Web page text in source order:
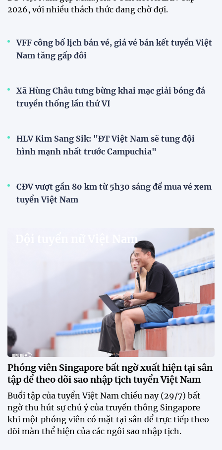
2026, với nhiều thách thức đang chờ đợi.
VFF công bố lịch bán vé, giá vé bán kết tuyển Việt
Nam tăng gấp đôi
Xã Hùng Châu tưng bừng khai mạc giải bóng đá
truyền thống lần thứ VI
HLV Kim Sang Sik: "ĐT Việt Nam sẽ tung đội
hình mạnh nhất trước Campuchia"
CĐV vượt gần 80 km từ 5h30 sáng để mua vé xem
tuyển Việt Nam
Đội tuyển nữ Việt Nam
Phóng viên Singapore bất ngờ xuất hiện tại sân
tập để theo dõi sao nhập tịch tuyển Việt Nam
Buổi tập của tuyển Việt Nam chiều nay (29/7) bất
ngờ thu hút sự chú ý của truyền thông Singapore
khi một phóng viên có mặt tại sân để trực tiếp theo
dõi màn thể hiện của các ngôi sao nhập tịch.